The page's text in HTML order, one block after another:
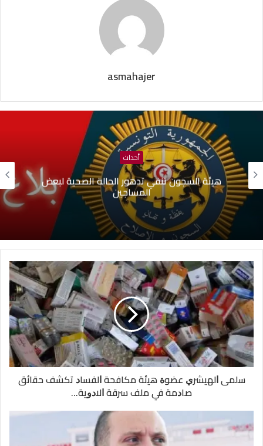
asmahajer
أحداث
هيئة السجون تنفي تدهور الحالة الصحية لبعض
المساجين
سلمى ﺍﻟﻬﻴﺸﺮﻱ ﻋﻀﻮﺓ ﻫﻴﺌﺔ ﻣﻜﺎﻓﺤﺔ ﺍﻟﻔﺴﺎﺩ ﺗﻜﺸﻒ ﺣﻘﺎﺋﻖ
ﺻﺎﺩﻣﺔ ﻓﻲ ﻣﻠﻒ ﺳﺮﻗﺔ ﺍﻻﺩﻭﻳﺔ...